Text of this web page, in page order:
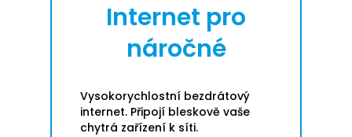
Internet pro
náročné
Vysokorychlostní bezdrátový
internet. Připojí bleskově vaše
chytrá zařízení k síti.